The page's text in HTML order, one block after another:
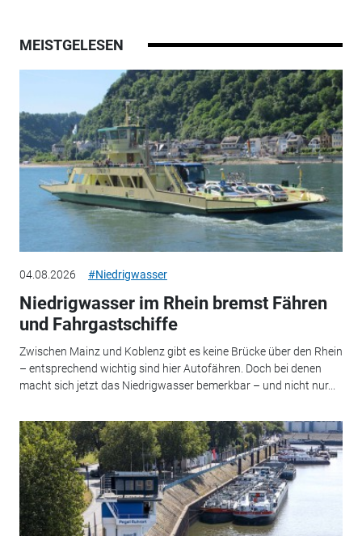
MEISTGELESEN
04.08.2026 #Niedrigwasser
Niedrigwasser im Rhein bremst Fähren
und Fahrgastschiffe
Zwischen Mainz und Koblenz gibt es keine Brücke über den Rhein
– entsprechend wichtig sind hier Autofähren. Doch bei denen
macht sich jetzt das Niedrigwasser bemerkbar – und nicht nur...